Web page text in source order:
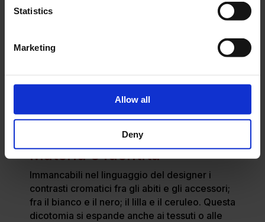
Statistics
Marketing
Allow all
Deny
Materia e identità
Immancabili nel linguaggio del designer i
contrasti cromatici fra gli abiti e gli accessori;
fra il bianco e il nero; il lilla e il ceruleo. Questa
dicotomia si espande anche ai tessuti o alle